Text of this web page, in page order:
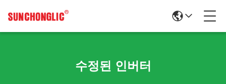
수정된 인버터